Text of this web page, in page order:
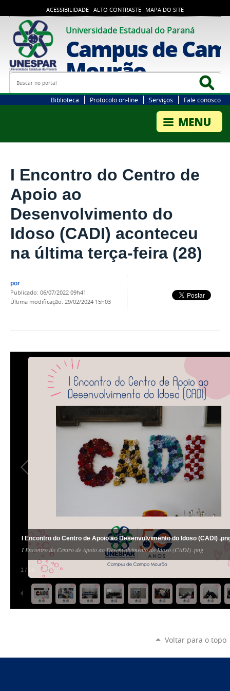
ACESSIBILIDADE ALTO CONTRASTE MAPA DO SITE
Universidade Estadual do Paraná
Campus de
Mourão
Busca
Biblioteca Protocolo on-line Serviços Fale conosco
I Encontro do Centro de
Apoio ao
Desenvolvimento do
Idoso (CADI) aconteceu
na última terça-feira (28)
por
publicado: 06/07/2022 09h41
última modificação: 29/02/2024 15h03
1 /
I Encontro do Centro de Apoio ao Desenvolvimento do Idoso (CADI)
I Encontro do Centro de Apoio ao Desenvolvimento do Idoso (CADI) .png
Voltar para o topo